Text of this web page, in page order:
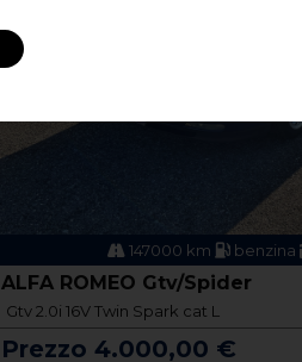
147000 km benzina
ALFA ROMEO Gtv/Spider
Gtv 2.0i 16V Twin Spark cat L
Prezzo 4.000,00 €